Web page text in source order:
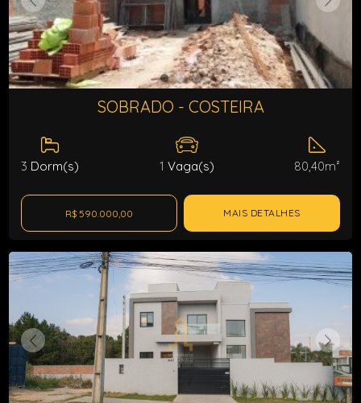
SOBRADO - COSTEIRA
3 Dorm(s) 1 Vaga(s) 80,40m²
R$ 590.000,00 MAIS DETALHES